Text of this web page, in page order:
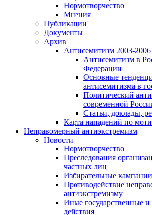
Нормотворчество
Мнения
Публикации
Документы
Архив
Антисемитизм 2003-2006
Антисемитизм в
Федерации
Основные
антисемитизма в
Политический
современной
Статьи, доклады,
Карта нападений по
Неправомерный антиэкстремизм
Новости
Нормотворчество
Преследования
частных лиц
Избирательные кампании
Противодействие
антиэкстремизму
Иные государственные
действия